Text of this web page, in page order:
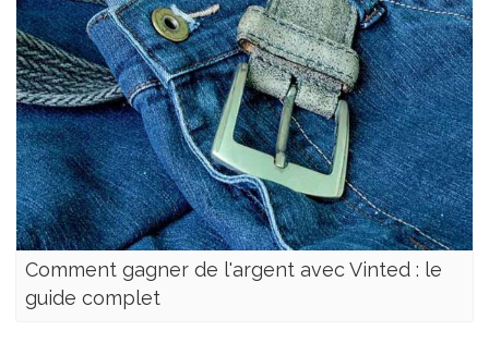
Comment gagner de l'argent avec Vinted : le
guide complet